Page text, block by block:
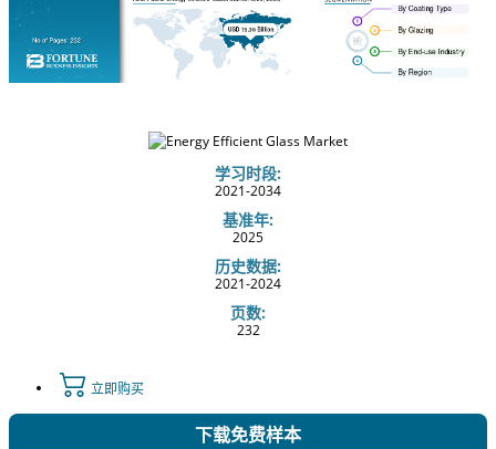
学习时段:
2021-2034
基准年:
2025
历史数据:
2021-2024
页数:
232
立即购买
下载免费样本